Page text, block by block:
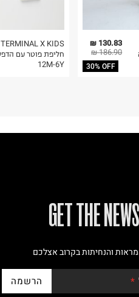
TERMINAL X KIDS
12M-6Y
130.83 ₪
186.90 ₪
30% OFF
והנחיתות בקרוב אצלכם
הרשמה